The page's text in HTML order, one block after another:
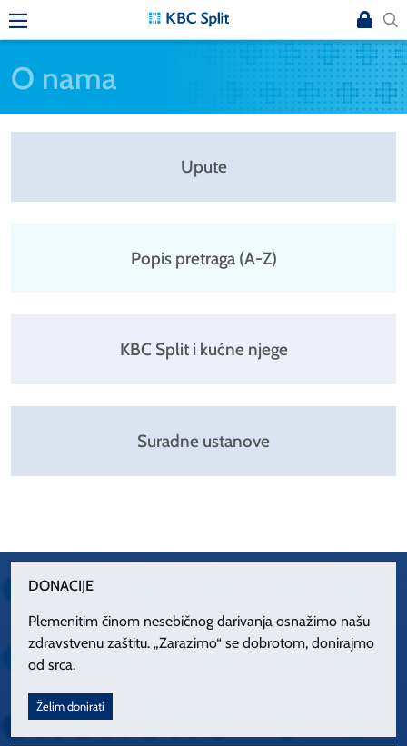
O nama
Upute
Popis pretraga (A-Z)
KBC Split i kućne njege
Suradne ustanove
DONACIJE
Plemenitim činom nesebičnog darivanja osnažimo našu
zdravstvenu zaštitu. „Zarazimo“ se dobrotom, donirajmo
od srca.
Želim donirati